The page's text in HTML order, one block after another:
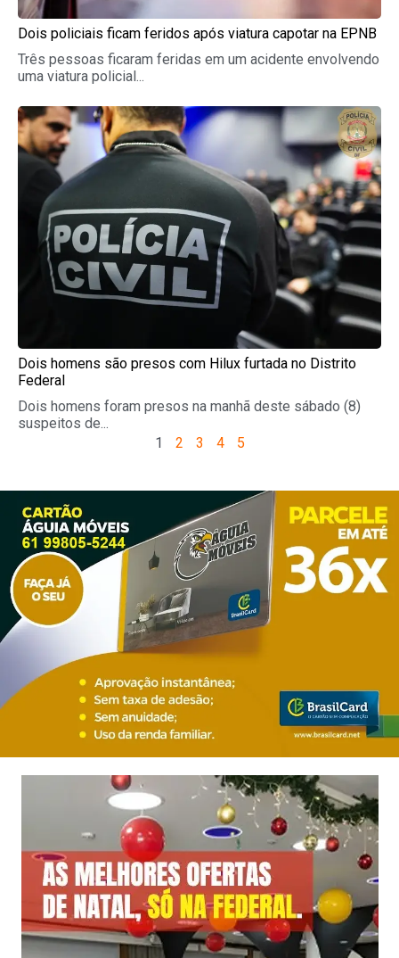
Dois policiais ficam feridos após viatura capotar na EPNB
Três pessoas ficaram feridas em um acidente envolvendo
uma viatura policial...
Dois homens são presos com Hilux furtada no Distrito
Federal
Dois homens foram presos na manhã deste sábado (8)
suspeitos de...
1
2 3 4 5